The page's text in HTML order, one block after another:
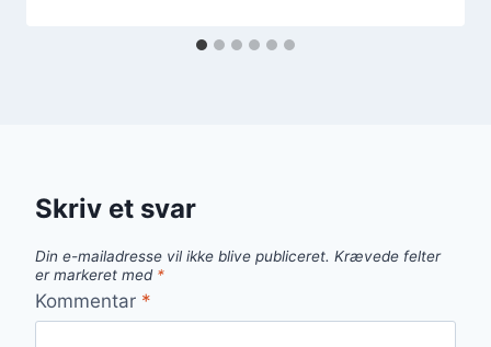
Skriv et svar
Din e-mailadresse vil ikke blive publiceret. Krævede felter
er markeret med *
Kommentar *